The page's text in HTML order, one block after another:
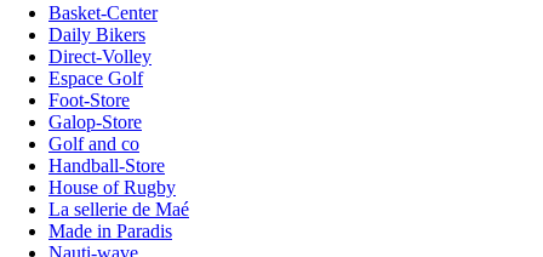
Basket-Center
Daily Bikers
Direct-Volley
Espace Golf
Foot-Store
Galop-Store
Golf and co
Handball-Store
House of Rugby
La sellerie de Maé
Made in Paradis
Nauti-wave